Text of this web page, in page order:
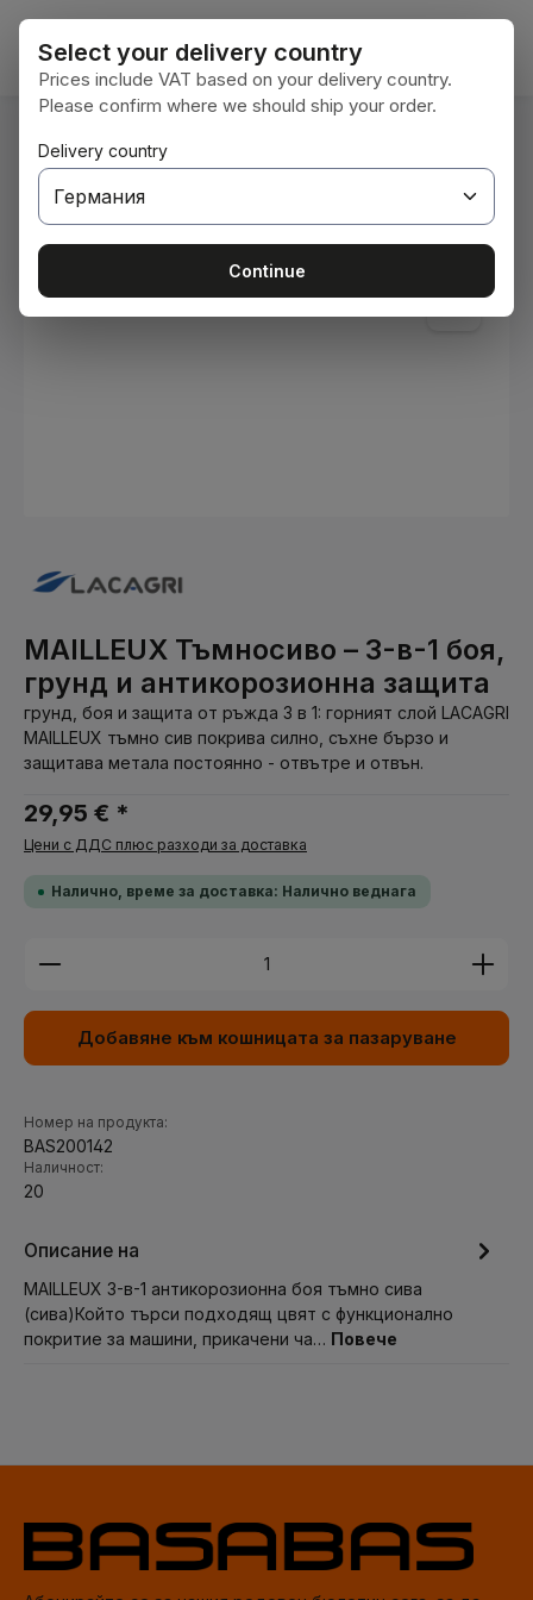
Преминете към основното съдържание
Вие сте тук: Начална страница
Бои и лакове
Пропуснете галерия с изображения
MAILLEUX Тъмносиво – 3-в-1 боя,
грунд и антикорозионна защита
грунд, боя и защита от ръжда 3 в 1: горният слой LACAGRI
MAILLEUX тъмно сив покрива силно, съхне бързо и
защитава метала постоянно - отвътре и отвън.
29,95 € *
Цени с ДДС плюс разходи за доставка
Налично, време за доставка: Налично веднага
Количество на продукта: Въведете желаната
Добавяне към кошницата за пазаруване
Номер на продукта:
BAS200142
Наличност:
20
Описание на
MAILLEUX 3-в-1 антикорозионна боя тъмно сива
(сива)Който търси подходящ цвят с функционално
покритие за машини, прикачени ча… Повече
Select your delivery country
Prices include VAT based on your delivery country.
Please confirm where we should ship your order.
Delivery country
Continue